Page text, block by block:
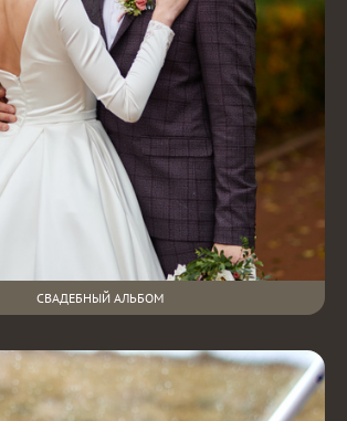
СВАДЕБНЫЙ АЛЬБОМ